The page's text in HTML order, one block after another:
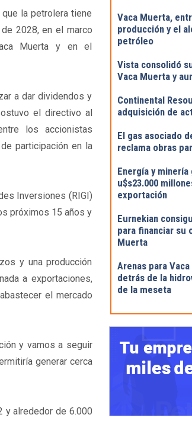
la petrolera tiene
2028, en el marco
Muerta y en el
a dar dividendos y
el directivo al
los accionistas
participación en la
Inversiones (RIGI)
próximos 15 años y
y una producción
a exportaciones,
el mercado
y vamos a seguir
generar cerca
y alrededor de 6.000
Vaca Muerta,
producción y el
petróleo
Vista consolidó
Vaca Muerta y
Continental
adquisición de
El gas asociado
reclama obras
Energía y
u$s23.000
exportación
Eurnekian
para financiar su
Muerta
Arenas para
detrás de la
de la meseta